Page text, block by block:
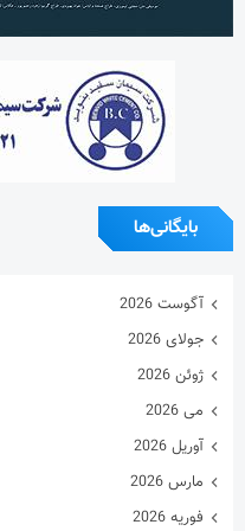
بایگانی‌ها
آگوست 2026
جولای 2026
ژوئن 2026
می 2026
آوریل 2026
مارس 2026
فوریه 2026